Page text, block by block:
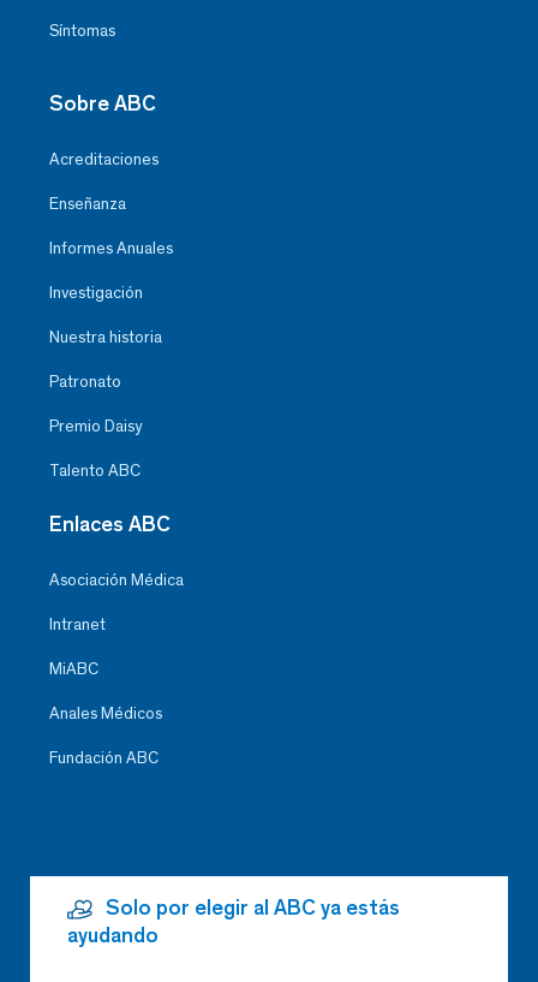
Síntomas
Sobre ABC
Acreditaciones
Enseñanza
Informes Anuales
Investigación
Nuestra historia
Patronato
Premio Daisy
Talento ABC
Enlaces ABC
Asociación Médica
Intranet
MiABC
Anales Médicos
Fundación ABC
Solo por elegir al ABC ya estás
ayudando